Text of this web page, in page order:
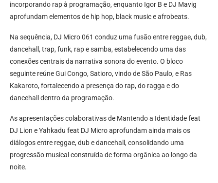
incorporando rap à programação, enquanto Igor B e DJ Mavig
aprofundam elementos de hip hop, black music e afrobeats.
Na sequência, DJ Micro 061 conduz uma fusão entre reggae, dub,
dancehall, trap, funk, rap e samba, estabelecendo uma das
conexões centrais da narrativa sonora do evento. O bloco
seguinte reúne Gui Congo, Satioro, vindo de São Paulo, e Ras
Kakaroto, fortalecendo a presença do rap, do ragga e do
dancehall dentro da programação.
As apresentações colaborativas de Mantendo a Identidade feat
DJ Lion e Yahkadu feat DJ Micro aprofundam ainda mais os
diálogos entre reggae, dub e dancehall, consolidando uma
progressão musical construída de forma orgânica ao longo da
noite.